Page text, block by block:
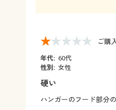
ご購
年代: 60代
性別: 女性
硬い
ハンガーのフード部分